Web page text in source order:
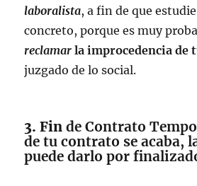
laboralista, a fin de que
concreto, porque es muy
reclamar la improcedencia de
juzgado de lo social.
3. Fin de Contrato
de tu contrato se acaba,
puede darlo por